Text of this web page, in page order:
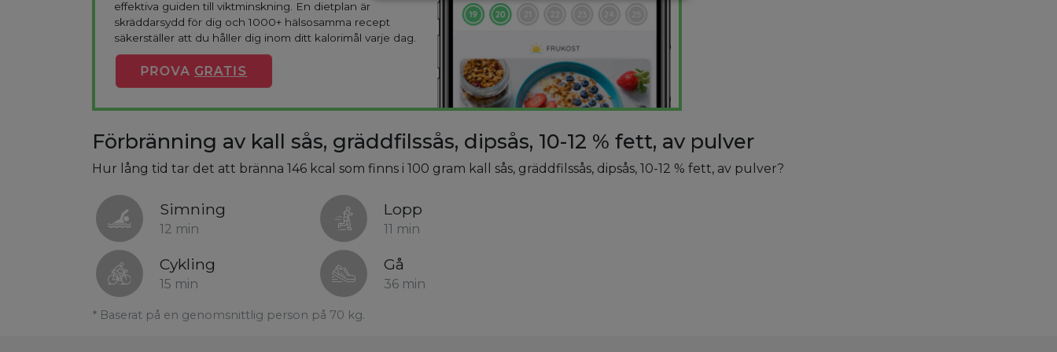
effektiva guiden till viktminskning. En dietplan är
skräddarsydd för dig och 1000+ hälsosamma recept
säkerställer att du håller dig inom ditt kalorimål varje dag.
PROVA GRATIS
Förbränning av kall sås, gräddfilssås, dipsås, 10-12 % fett, av pulver
Hur lång tid tar det att bränna 146 kcal som finns i 100 gram kall sås, gräddfilssås, dipsås, 10-12 % fett, av pulver?
Simning
12 min
Lopp
11 min
Cykling
15 min
Gå
36 min
* Baserat på en genomsnittlig person på 70 kg.